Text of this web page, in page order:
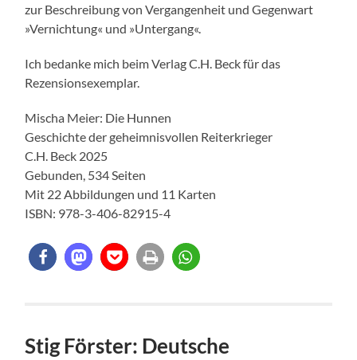
zur Beschreibung von Vergangenheit und Gegenwart
»Vernichtung« und »Untergang«.
Ich bedanke mich beim Verlag C.H. Beck für das
Rezensionsexemplar.
Mischa Meier: Die Hunnen
Geschichte der geheimnisvollen Reiterkrieger
C.H. Beck 2025
Gebunden, 534 Seiten
Mit 22 Abbildungen und 11 Karten
ISBN: 978-3-406-82915-4
Stig Förster: Deutsche